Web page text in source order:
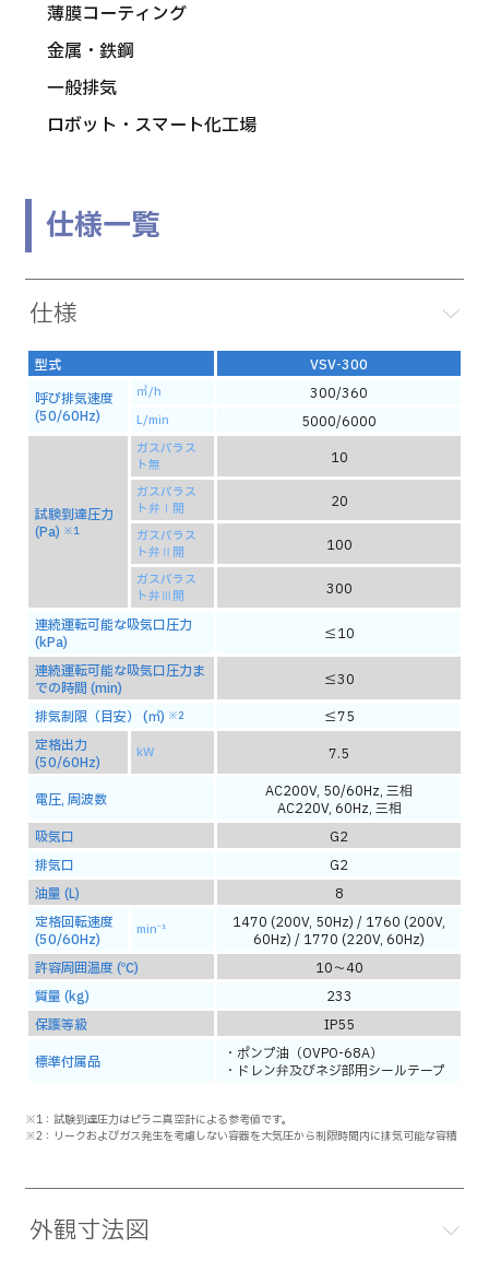
薄膜コーティング
金属・鉄鋼
一般排気
ロボット・スマート化工場
仕様一覧
仕様
型式
VSV-300
呼び排気速度
(50/60Hz)
㎥/h 300/360
L/min 5000/6000
試験到達圧力
(Pa) ※1
ガスバラス
ト無
10
ガスバラス
ト弁Ⅰ開
20
ガスバラス
ト弁Ⅱ開
100
ガスバラス
ト弁Ⅲ開
300
連続運転可能な吸気口圧力
(kPa)
≦10
連続運転可能な吸気口圧力ま
での時間 (min)
≦30
排気制限（目安） (㎥) ※2
≦75
定格出力
(50/60Hz)
kW 7.5
電圧, 周波数
AC200V, 50/60Hz, 三相
AC220V, 60Hz, 三相
吸気口
G2
排気口
G2
油量 (L)
8
定格回転速度
(50/60Hz)
min⁻¹
1470 (200V, 50Hz) / 1760 (200V,
60Hz) / 1770 (220V, 60Hz)
許容周囲温度 (℃)
10～40
質量 (kg)
233
保護等級
IP55
標準付属品
・ポンプ油（OVPO-68A）
・ドレン弁及びネジ部用シールテープ
※1：試験到達圧力はピラニ真空計による参考値です。
※2：リークおよびガス発生を考慮しない容器を大気圧から制限時間内に排気可能な容積
外観寸法図